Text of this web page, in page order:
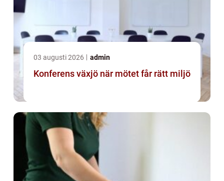
03 augusti 2026 admin
Konferens växjö när mötet får rätt miljö